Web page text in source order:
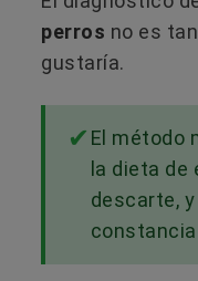
perros no es
gustaría.
El método
la dieta de
descarte,